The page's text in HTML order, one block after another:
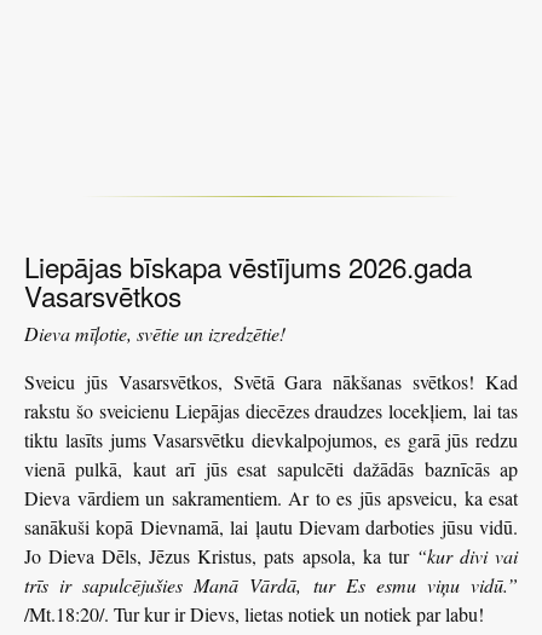
Liepājas bīskapa vēstījums 2026.gada
Vasarsvētkos
Dieva mīļotie, svētie un izredzētie!
Sveicu jūs Vasarsvētkos, Svētā Gara nākšanas svētkos! Kad
rakstu šo sveicienu Liepājas diecēzes draudzes locekļiem, lai tas
tiktu lasīts jums Vasarsvētku dievkalpojumos, es garā jūs redzu
vienā pulkā, kaut arī jūs esat sapulcēti dažādās baznīcās ap
Dieva vārdiem un sakramentiem. Ar to es jūs apsveicu, ka esat
sanākuši kopā Dievnamā, lai ļautu Dievam darboties jūsu vidū.
Jo Dieva Dēls, Jēzus Kristus, pats apsola, ka tur “kur divi vai
trīs ir sapulcējušies Manā Vārdā, tur Es esmu viņu vidū.”
/Mt.18:20/. Tur kur ir Dievs, lietas notiek un notiek par labu!